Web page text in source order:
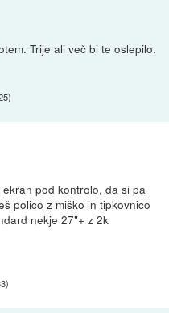
Trije ali več bi te oslepilo.
)
pod kontrolo, da si pa
polico z miško in tipkovnico
nekje 27"+ z 2k
)